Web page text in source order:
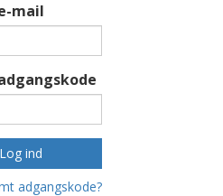
mail
Log ind
adgangskode?